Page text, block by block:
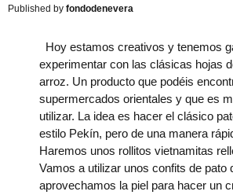
fondodenevera
Hoy estamos creativos y tenemos
experimentar con las clásicas hojas
arroz. Un producto que podéis
supermercados orientales y que es
utilizar. La idea es hacer el clásico
estilo Pekín, pero de una manera
Haremos unos rollitos vietnamitas
Vamos a utilizar unos confits de pato
aprovechamos la piel para hacer un